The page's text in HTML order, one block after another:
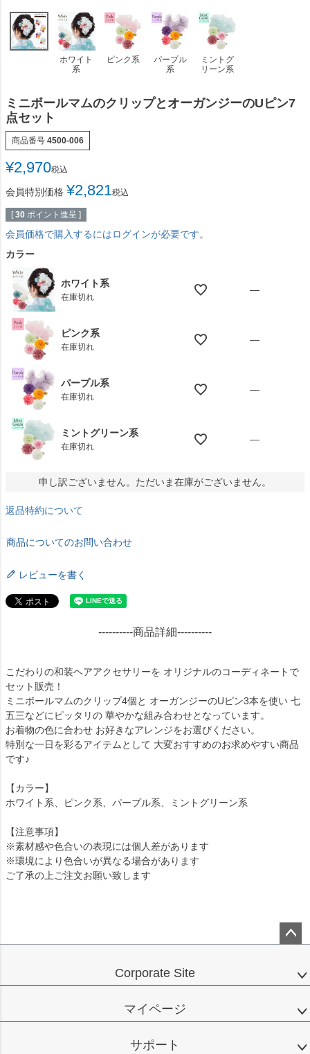
ホワイト
系
ピンク系
パープル
系
ミントグ
リーン系
ミニボールマムのクリップとオーガンジーのUピン7
点セット
商品番号 4500-006
¥2,970税込
会員特別価格 ¥2,821税込
[ 30 ポイント進呈 ]
会員価格で購入するにはログインが必要です。
カラー
ホワイト系
在庫切れ
—
ピンク系
在庫切れ
—
パープル系
在庫切れ
—
ミントグリーン系
在庫切れ
—
申し訳ございません。ただいま在庫がございません。
返品特約について
商品についてのお問い合わせ
レビューを書く
----------商品詳細----------
こだわりの和装ヘアアクセサリーを オリジナルのコーディネートで
セット販売！
ミニボールマムのクリップ4個と オーガンジーのUピン3本を使い 七
五三などにピッタリの 華やかな組み合わせとなっています。
お着物の色に合わせ お好きなアレンジをお選びください。
特別な一日を彩るアイテムとして 大変おすすめのお求めやすい商品
です♪
【カラー】
ホワイト系、ピンク系、パープル系、ミントグリーン系
【注意事項】
※素材感や色合いの表現には個人差があります
※環境により色合いが異なる場合があります
ご了承の上ご注文お願い致します
Corporate Site
マイページ
サポート